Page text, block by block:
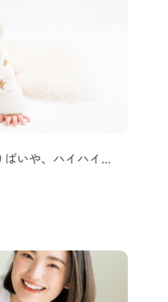
ばいや、ハイハイ…